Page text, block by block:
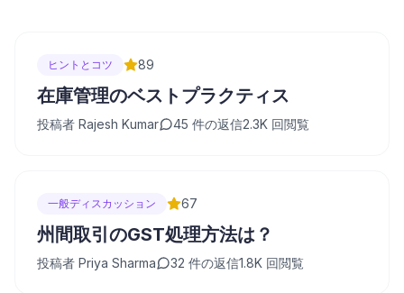
ヒントとコツ 89
在庫管理のベストプラクティス
投稿者 Rajesh Kumar 45 件の返信2.3K 回閲覧
一般ディスカッション 67
州間取引のGST処理方法は？
投稿者 Priya Sharma 32 件の返信1.8K 回閲覧